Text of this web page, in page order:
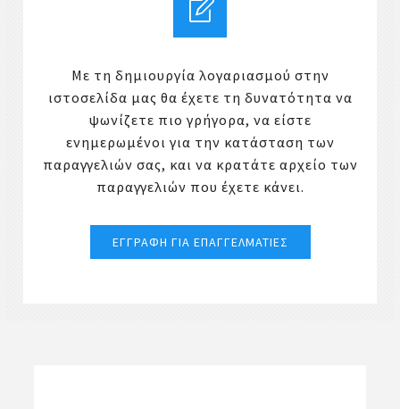
Με τη δημιουργία λογαριασμού στην
ιστοσελίδα μας θα έχετε τη δυνατότητα να
ψωνίζετε πιο γρήγορα, να είστε
ενημερωμένοι για την κατάσταση των
παραγγελιών σας, και να κρατάτε αρχείο των
παραγγελιών που έχετε κάνει.